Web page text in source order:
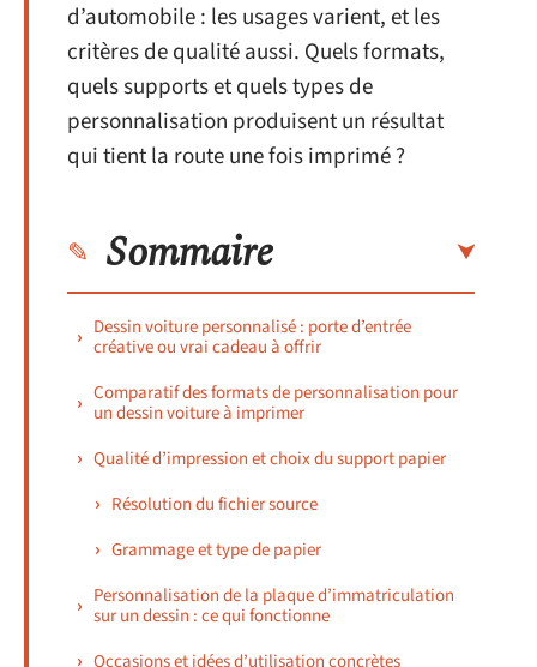
d’automobile : les usages varient, et les
critères de qualité aussi. Quels formats,
quels supports et quels types de
personnalisation produisent un résultat
qui tient la route une fois imprimé ?
Sommaire
Dessin voiture personnalisé : porte d’entrée
créative ou vrai cadeau à offrir
Comparatif des formats de personnalisation pour
un dessin voiture à imprimer
Qualité d’impression et choix du support papier
Résolution du fichier source
Grammage et type de papier
Personnalisation de la plaque d’immatriculation
sur un dessin : ce qui fonctionne
Occasions et idées d’utilisation concrètes